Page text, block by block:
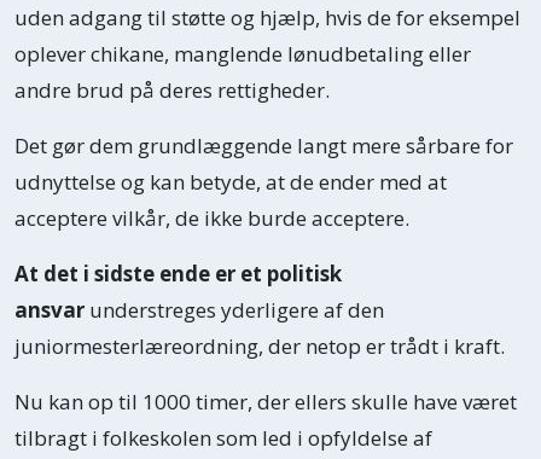
uden adgang til støtte og hjælp, hvis de for eksempel
oplever chikane, manglende lønudbetaling eller
andre brud på deres rettigheder.
Det gør dem grundlæggende langt mere sårbare for
udnyttelse og kan betyde, at de ender med at
acceptere vilkår, de ikke burde acceptere.
At det i sidste ende er et politisk
ansvar understreges yderligere af den
juniormesterlæreordning, der netop er trådt i kraft.
Nu kan op til 1000 timer, der ellers skulle have været
tilbragt i folkeskolen som led i opfyldelse af